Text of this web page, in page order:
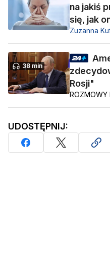
na jakiś
się, jak
Zuzanna
38 min
Rosji"
ROZMOWY
UDOSTĘPNIJ: